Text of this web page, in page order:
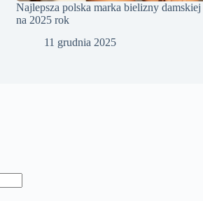
Najlepsza polska marka bielizny
na 2025 rok
11 grudnia 2025